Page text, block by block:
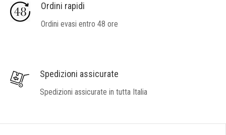
Ordini rapidi
Ordini evasi entro 48 ore
Spedizioni assicurate
Spedizioni assicurate in tutta Italia